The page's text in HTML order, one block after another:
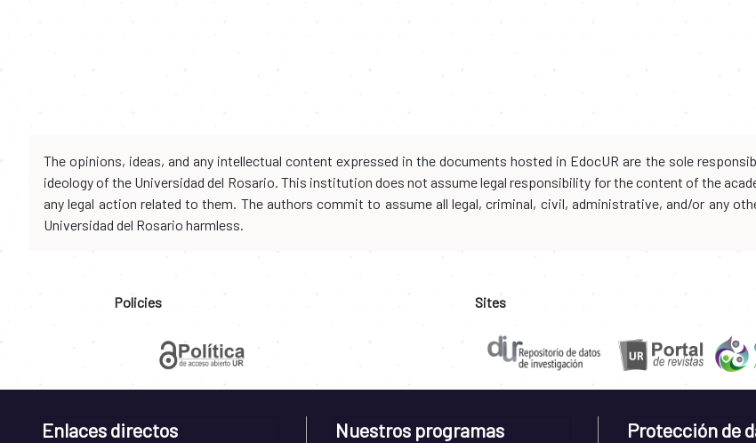
The opinions, ideas, and any intellectual content expressed in the documents hosted in EdocUR are the sole
ideology of the Universidad del Rosario. This institution does not assume legal responsibility for the content of the
any legal action related to them. The authors commit to assume all legal, criminal, civil, administrative, and/or any
Universidad del Rosario harmless.
Policies Sites
Enlaces directos Nuestros programas Protección de